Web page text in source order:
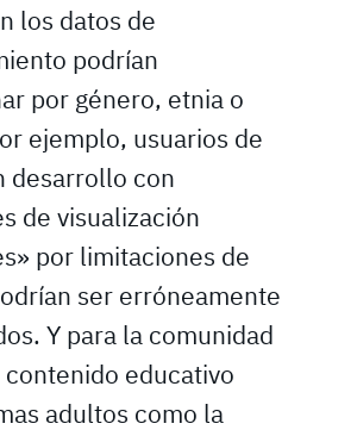
los datos de
podrían
por género, etnia o
ejemplo, usuarios de
desarrollo con
de visualización
por limitaciones de
ser erróneamente
Y para la comunidad
contenido educativo
adultos como la